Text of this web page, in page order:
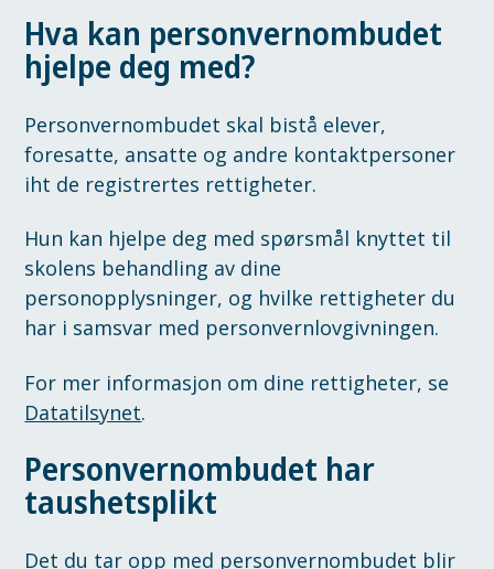
Hva kan personvernombudet
hjelpe deg med?
Personvernombudet skal bistå elever,
foresatte, ansatte og andre kontaktpersoner
iht de registrertes rettigheter.
Hun kan hjelpe deg med spørsmål knyttet til
skolens behandling av dine
personopplysninger, og hvilke rettigheter du
har i samsvar med personvernlovgivningen.
For mer informasjon om dine rettigheter, se
Datatilsynet.
Personvernombudet har
taushetsplikt
Det du tar opp med personvernombudet blir